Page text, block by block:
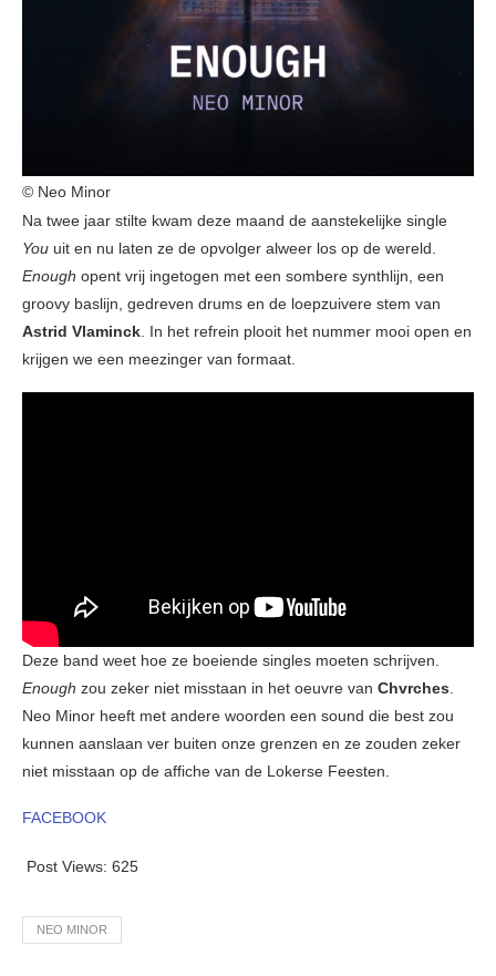
© Neo Minor
Na twee jaar stilte kwam deze maand de aanstekelijke single
You uit en nu laten ze de opvolger alweer los op de wereld.
Enough opent vrij ingetogen met een sombere synthlijn, een
groovy baslijn, gedreven drums en de loepzuivere stem van
Astrid Vlaminck. In het refrein plooit het nummer mooi open en
krijgen we een meezinger van formaat.
Deze band weet hoe ze boeiende singles moeten schrijven.
Enough zou zeker niet misstaan in het oeuvre van Chvrches
Neo Minor heeft met andere woorden een sound die best zou
kunnen aanslaan ver buiten onze grenzen en ze zouden zeker
niet misstaan op de affiche van de Lokerse Feesten.
FACEBOOK
Post Views: 625
NEO MINOR